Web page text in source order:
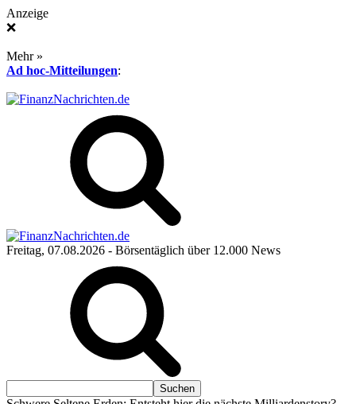
Anzeige
❌
Mehr »
Ad hoc-Mitteilungen:
Freitag, 07.08.2026 - Börsentäglich über 12.000 News